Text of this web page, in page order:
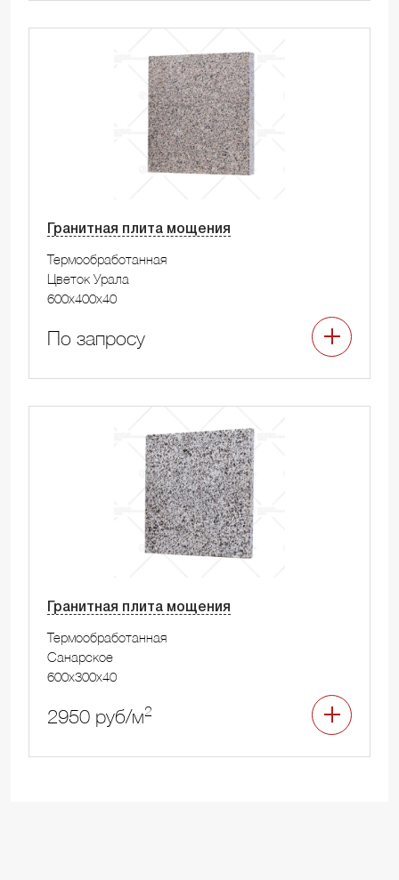
Гранитная плита мощения
Термообработанная
Цветок Урала
600x400x40
По запросу
Гранитная плита мощения
Термообработанная
Санарское
600x300x40
2950 руб/м2